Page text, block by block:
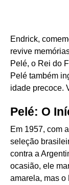
Endrick,
revive
Pelé, o Rei do
Pelé também
idade precoce.
Pelé: O
Em 1957, com
seleção
contra a
ocasião, ele
amarela, mas o